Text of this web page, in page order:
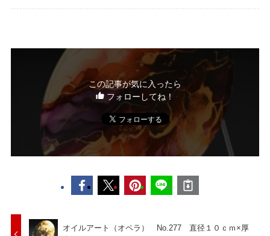
この記事が気に入ったら
フォローしてね！
オイルアート（オペラ） No.277 直径１０ｃｍ×厚